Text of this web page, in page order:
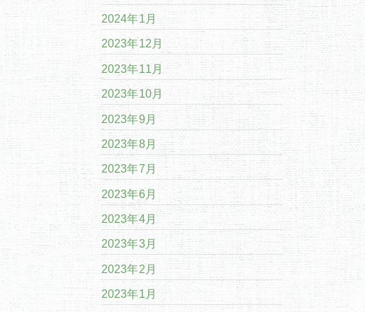
2024年1月
2023年12月
2023年11月
2023年10月
2023年9月
2023年8月
2023年7月
2023年6月
2023年4月
2023年3月
2023年2月
2023年1月